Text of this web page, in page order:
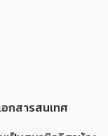
สารสนเทศ